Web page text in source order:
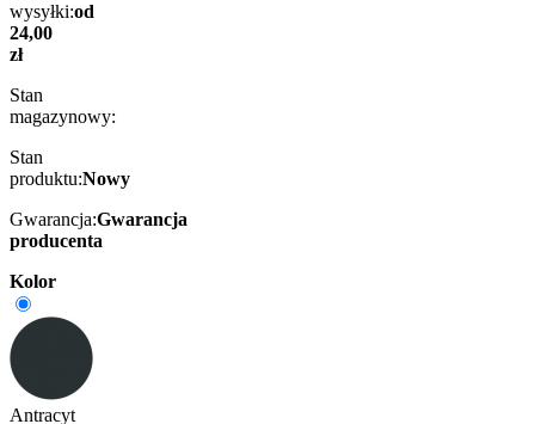
wysyłki:od
24,00
zł
Stan
magazynowy:
Stan
produktu:Nowy
Gwarancja:Gwarancja
producenta
Kolor
Antracyt